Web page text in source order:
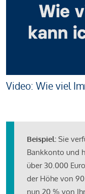
Video: Wie viel
Beispiel: Sie
Bankkonto und
über 30.000
der Höhe von
nun 20 % von